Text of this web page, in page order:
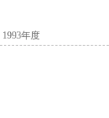
1993年度